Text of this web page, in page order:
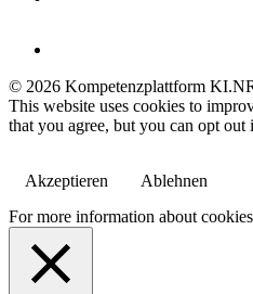
© 2026 Kompetenzplattform
This website uses cookies to
that you agree, but you can opt
Akzeptieren
Ablehnen
For more information about